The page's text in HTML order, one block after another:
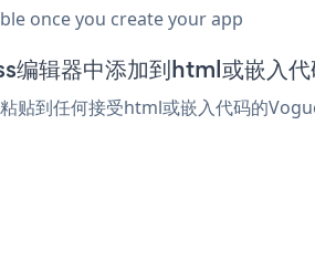
once you create your app
辑器中添加到html或嵌入代
贴到任何接受html或嵌入代码的